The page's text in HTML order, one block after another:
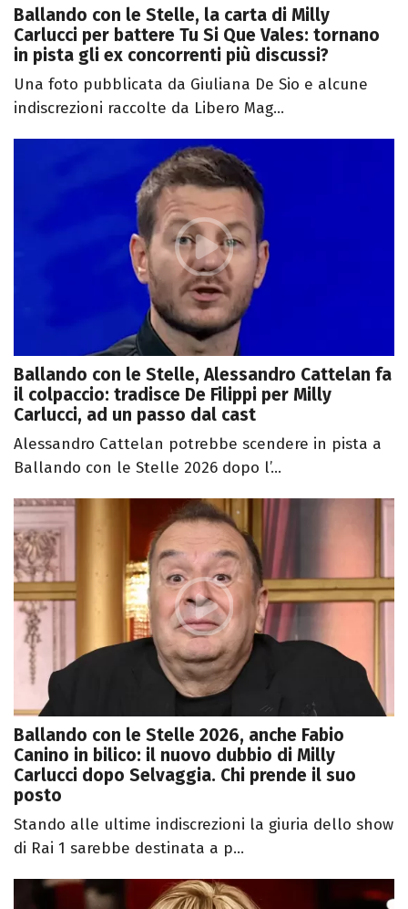
Ballando con le Stelle, la carta di Milly
Carlucci per battere Tu Si Que Vales: tornano
in pista gli ex concorrenti più discussi?
Una foto pubblicata da Giuliana De Sio e alcune
indiscrezioni raccolte da Libero Mag...
Ballando con le Stelle, Alessandro Cattelan fa
il colpaccio: tradisce De Filippi per Milly
Carlucci, ad un passo dal cast
Alessandro Cattelan potrebbe scendere in pista a
Ballando con le Stelle 2026 dopo l’...
Ballando con le Stelle 2026, anche Fabio
Canino in bilico: il nuovo dubbio di Milly
Carlucci dopo Selvaggia. Chi prende il suo
posto
Stando alle ultime indiscrezioni la giuria dello show
di Rai 1 sarebbe destinata a p...